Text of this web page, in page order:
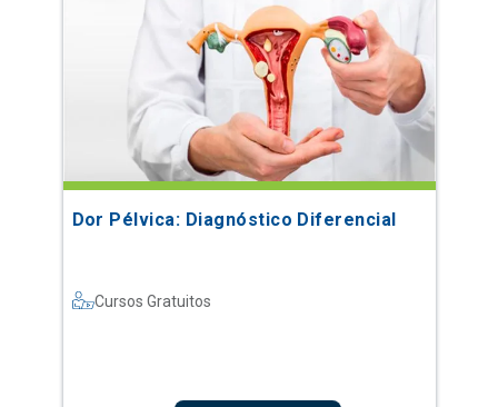
Dor Pélvica: Diagnóstico Diferencial
Cursos Gratuitos